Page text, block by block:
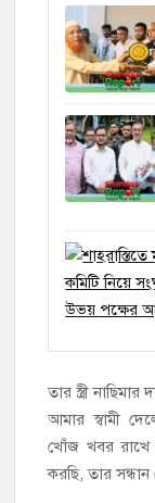
তার স্ত্রী
আমার স্বামী
খোঁজ খবর রাখে
করছি, তার